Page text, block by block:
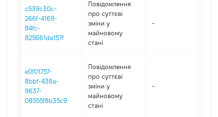
c539c30c-
266f-4169-
84fc-
825661da157f
Повідомлення
про суттєві
зміни y
майновому
стані
-
e0f01757-
8bbf-438a-
9637-
08555f8b35c9
Повідомлення
про суттєві
зміни y
майновому
стані
-